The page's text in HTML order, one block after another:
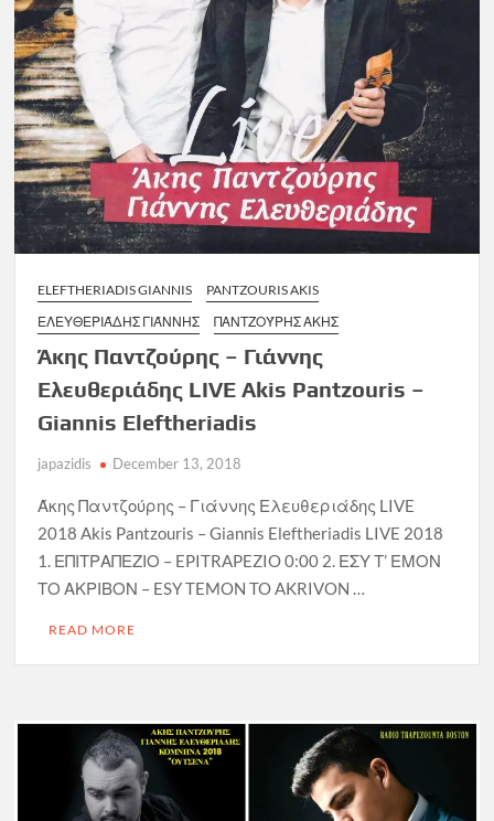
ELEFTHERIADIS GIANNIS
PANTZOURIS AKIS
ΕΛΕΥΘΕΡΙΆΔΗΣ ΓΙΆΝΝΗΣ
ΠΑΝΤΖΟΎΡΗΣ ΑΚΗΣ
Άκης Παντζούρης – Γιάννης
Ελευθεριάδης LIVE Akis Pantzouris –
Giannis Eleftheriadis
japazidis December 13, 2018
Άκης Παντζούρης – Γιάννης Ελευθεριάδης LIVE
2018 Akis Pantzouris – Giannis Eleftheriadis LIVE 2018
1. ΕΠΙΤΡΑΠΕΖΙΟ – EPITRAPEZIO 0:00 2. ΕΣΥ Τ’ ΕΜΟΝ
ΤΟ ΑΚΡΙΒΟΝ – ESY TEMON TO AKRIVON …
READ MORE